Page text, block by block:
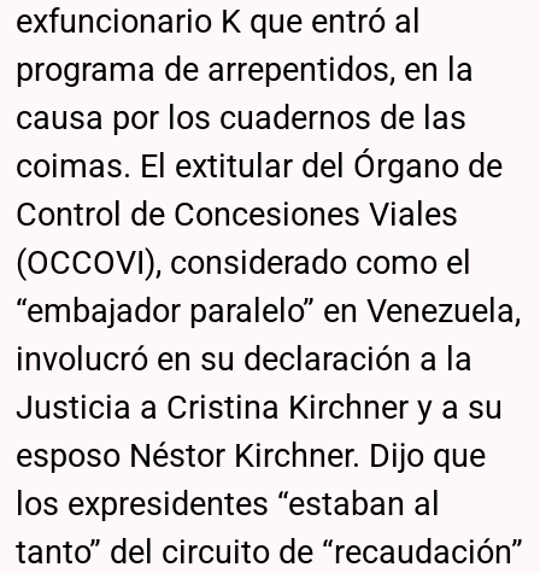
exfuncionario K que entró al
programa de arrepentidos, en la
causa por los cuadernos de las
coimas. El extitular del Órgano de
Control de Concesiones Viales
(OCCOVI), considerado como el
“embajador paralelo” en Venezuela,
involucró en su declaración a la
Justicia a Cristina Kirchner y a su
esposo Néstor Kirchner. Dijo que
los expresidentes “estaban al
tanto” del circuito de “recaudación”